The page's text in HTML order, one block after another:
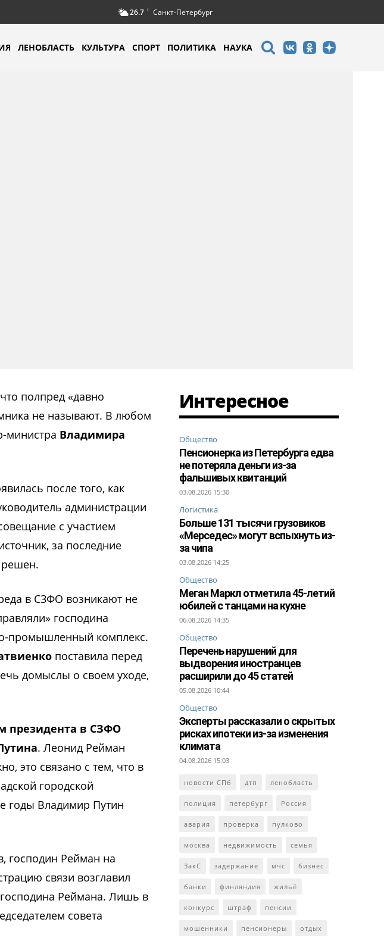
26.7 C Санкт-Петербург
ЛЕНОБЛАСТЬ КУЛЬТУРА СПОРТ ПОЛИТИКА НАУКА
полпред «давно
не называют. В любом
министра Владимира
после того, как
администрации
с участием
за последние
решен.
в СЗФО возникают не
господина
промышленный комплекс.
поставила перед
домыслы о своем уходе,
президента в СЗФО
. Леонид Рейман
это связано с тем, что в
городской
годы Владимир Путин
господин Рейман на
связи возглавил
Реймана. Лишь в
совета
Интересное
Общество
Пенсионерка из Петербурга едва
не потеряла деньги из-за
фальшивых квитанций
03.08.2026 15:30
Логистика
Больше 131 тысячи грузовиков
«Мерседес» могут вспыхнуть из-
за чипа
03.08.2026 14:25
Общество
Меган Маркл отметила 45-летий
юбилей с танцами на кухне
06.08.2026 14:35
Общество
Перечень нарушений для
выдворения иностранцев
расширили до 45 статей
05.08.2026 10:44
Общество
Эксперты рассказали о скрытых
рисках ипотеки из-за изменения
климата
04.08.2026 15:03
новости СПб дтп ленобласть
полиция петербург Россия
авария проверка пулково
москва недвижимость семья
ЗакС задержание мчс бизнес
банки финляндия жильё
конкурс штраф пенсии
мошенники пенсионеры отдых